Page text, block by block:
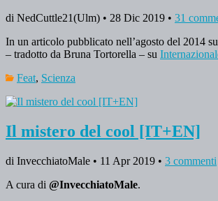
di NedCuttle21(Ulm) • 28 Dic 2019 • 31
In un articolo pubblicato nell’agosto del 2014 su
– tradotto da Bruna Tortorella – su
Feat, Scienza
Il mistero del cool [IT+EN]
di InvecchiatoMale • 11 Apr 2019 • 3 commenti
A cura di @InvecchiatoMale.